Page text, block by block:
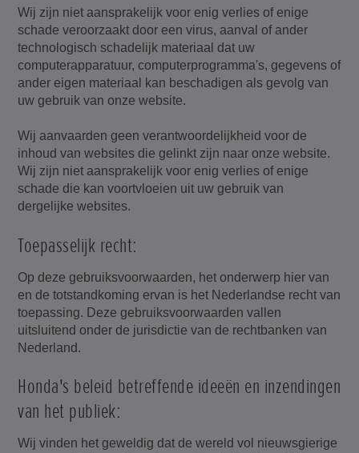
Wij zijn niet aansprakelijk voor enig verlies of enige
schade veroorzaakt door een virus, aanval of ander
technologisch schadelijk materiaal dat uw
computerapparatuur, computerprogramma's, gegevens of
ander eigen materiaal kan beschadigen als gevolg van
uw gebruik van onze website.
Wij aanvaarden geen verantwoordelijkheid voor de
inhoud van websites die gelinkt zijn naar onze website.
Wij zijn niet aansprakelijk voor enig verlies of enige
schade die kan voortvloeien uit uw gebruik van
dergelijke websites.
Toepasselijk recht:
Op deze gebruiksvoorwaarden, het onderwerp hier van
en de totstandkoming ervan is het Nederlandse recht van
toepassing. Deze gebruiksvoorwaarden vallen
uitsluitend onder de jurisdictie van de rechtbanken van
Nederland.
Honda's beleid betreffende ideeën en inzendingen
van het publiek:
Wij vinden het geweldig dat de wereld vol nieuwsgierige